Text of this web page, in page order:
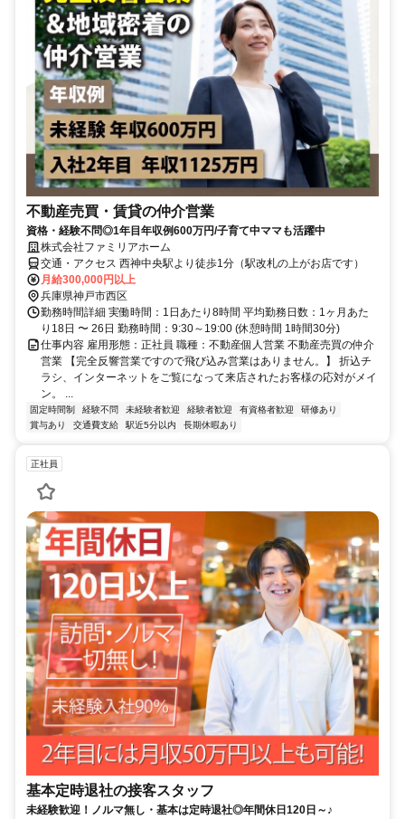
不動産売買・賃貸の仲介営業
資格・経験不問◎1年目年収例600万円/子育て中ママも活躍中
株式会社ファミリアホーム
交通・アクセス 西神中央駅より徒歩1分（駅改札の上がお店です）
月給300,000円以上
兵庫県神戸市西区
勤務時間詳細 実働時間：1日あたり8時間 平均勤務日数：1ヶ月あた
り18日 〜 26日 勤務時間：9:30～19:00 (休憩時間 1時間30分)
仕事内容 雇用形態：正社員 職種：不動産個人営業 不動産売買の仲介
営業 【完全反響営業ですので飛び込み営業はありません。】 折込チ
ラシ、インターネットをご覧になって来店されたお客様の応対がメイ
ン。 ...
固定時間制 経験不問 未経験者歓迎 経験者歓迎 有資格者歓迎
研修あり
賞与あり
交通費支給 駅近5分以内 長期休暇あり
正社員
基本定時退社の接客スタッフ
未経験歓迎！ノルマ無し・基本は定時退社◎年間休日120日～♪